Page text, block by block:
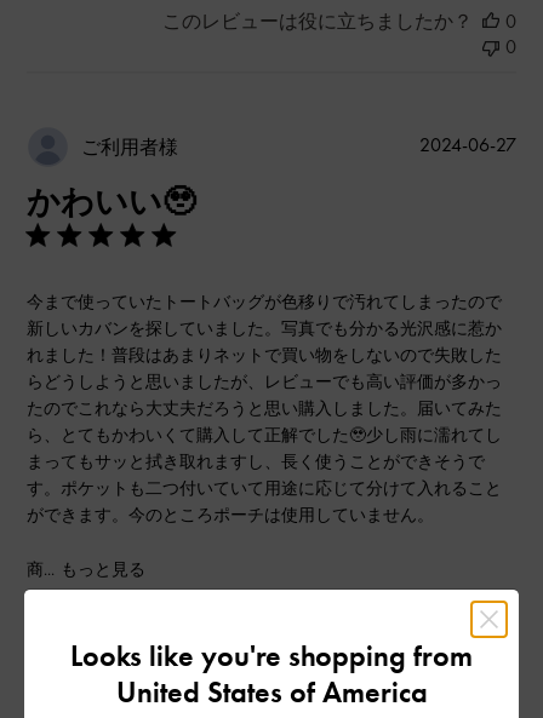
このレビューは役に立ちましたか？
0
0
ご利用者様
かわいい🥹
今まで使っていたトートバッグが色移りで汚れてしまったので
新しいカバンを探していました。写真でも分かる光沢感に惹か
れました！普段はあまりネットで買い物をしないので失敗した
らどうしようと思いましたが、レビューでも高い評価が多かっ
たのでこれなら大丈夫だろうと思い購入しました。届いてみた
ら、とてもかわいくて購入して正解でした🥹少し雨に濡れてし
まってもサッと拭き取れますし、長く使うことができそうで
す。ポケットも二つ付いていて用途に応じて分けて入れること
ができます。今のところポーチは使用していません。
商... もっと見る
デザイン
とてもよかった
公
2024-06-27
Looks like you're shopping from
United States of America